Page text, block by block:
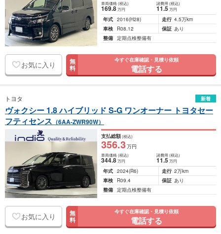
車両価格(税込)
169.8万円
諸費用 (税込)
11.5 万円
年式 2016(H28) 走行 4.5万km
車検
R08.12 保証 あり
整備 定期点検整備有
お気に入り 無
料
今すぐ在庫確認・見積り依頼
電話する
トヨタ 新着
ヴォクシー 1.8 ハイブリッド S-G ワンオーナー トヨタセー
フティセンス （6AA-ZWR90W）
支払総額(税込)
356.3万円
車両価格(税込)
344.8万円
諸費用 (税込)
11.5 万円
年式 2024(R6) 走行 2万km
車検
R09.4 保証 あり
整備 定期点検整備有
お気に入り 無
料
今すぐ在庫確認・見積り依頼
電話する